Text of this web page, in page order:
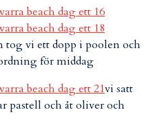
tog vi ett dopp i poolen och
för middag
vi satt
pastell och åt oliver och